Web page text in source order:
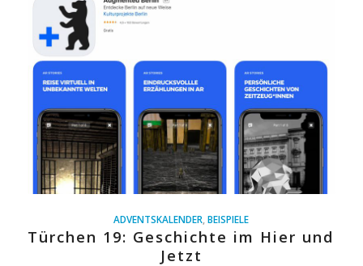
ADVENTSKALENDER ,BEISPIELE
Türchen 19: Geschichte im Hier und
Jetzt